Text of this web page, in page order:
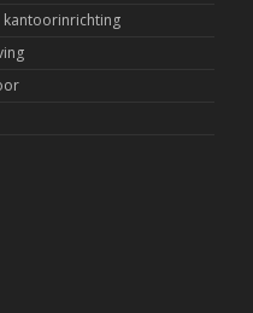
kantoorinrichting